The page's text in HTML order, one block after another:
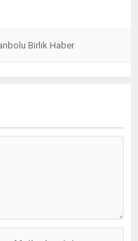
Birlik Haber